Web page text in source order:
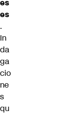
es
es
.
In
da
ga
cio
ne
s
qu